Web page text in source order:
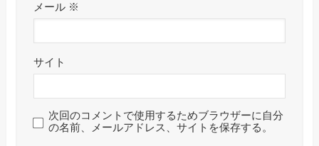
メール ※
サイト
次回のコメントで使用するためブラウザーに自分
の名前、メールアドレス、サイトを保存する。